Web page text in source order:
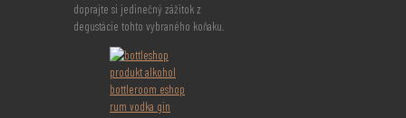
doprajte si jedinečný zážitok z
degustácie tohto vybraného koňaku.